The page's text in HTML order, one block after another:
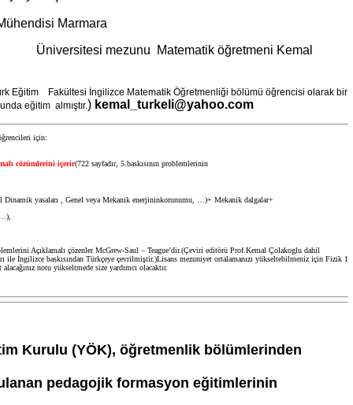
Marmara
mezunu
Matematik öğretmeni Kemal
Eğitim Fakültesi İngilizce Matematik Öğretmenliği bölümü öğrencisi olarak bir
eğitim almıştır.) kemal_turkeli@yahoo.com
için:
cözümlerini içerir(722 sayfadır, 5.baskısının problemlerinin
Dinamik yasaları , Genel veya Mekanik enerjininkorunumu, …)+ Mekanik dalgalar+
Açıklamalı çözenler McGrew-Saul – Teague’dir.(Çeviri editörü Prof.Kemal Çolakoglu dahil
ile İngilizce baskısından Türkçeye çevrilmiştir.)Lisans mezuniyet ortalamanızı yükseltebilmeniz için Fizik 1
notu yükseltmede size yardımcı olacaktır.
Kurulu (YÖK), öğretmenlik bölümlerinden
pedagojik formasyon eğitimlerinin